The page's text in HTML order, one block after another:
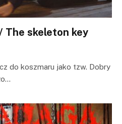
The skeleton key
do koszmaru jako tzw. Dobry